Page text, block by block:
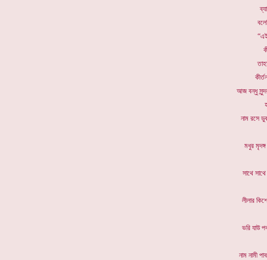
আজ
নাম
মধুর
সাথে
লীলার
ভরি
নাম